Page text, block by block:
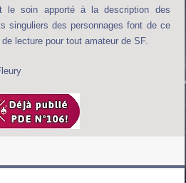
le soin apporté à la description des
singuliers des personnages font de ce
lecture pour tout amateur de SF.